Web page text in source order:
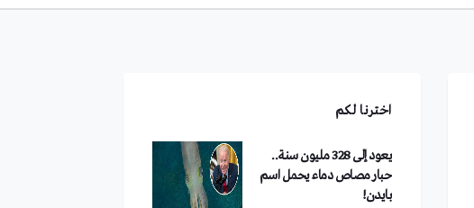
اخترنا لكم
يعود إلى 328 مليون سنة..
حبار مصاص دماء يحمل اسم
بايدن!